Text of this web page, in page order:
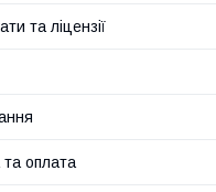
та ліцензії
та оплата